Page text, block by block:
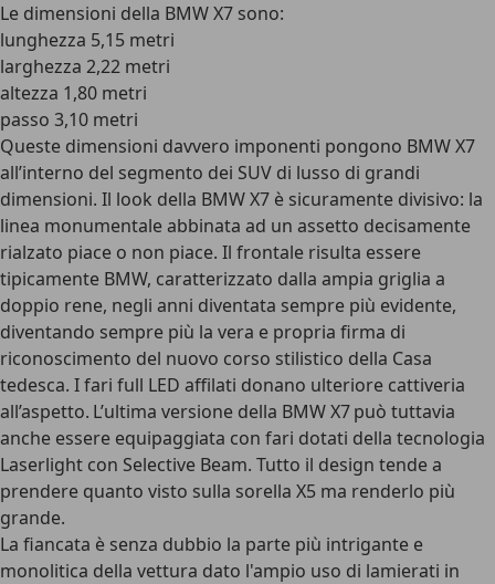
Le dimensioni della BMW X7 sono:
lunghezza 5,15 metri
larghezza 2,22 metri
altezza 1,80 metri
passo 3,10 metri
Queste dimensioni davvero imponenti pongono BMW X7
all’interno del segmento dei SUV di lusso di grandi
dimensioni. Il look della BMW X7 è sicuramente divisivo: la
linea monumentale abbinata ad un assetto decisamente
rialzato piace o non piace. Il frontale risulta essere
tipicamente BMW, caratterizzato dalla ampia griglia a
doppio rene, negli anni diventata sempre più evidente,
diventando sempre più la vera e propria firma di
riconoscimento del nuovo corso stilistico della Casa
tedesca. I fari full LED affilati donano ulteriore cattiveria
all’aspetto. L’ultima versione della BMW X7 può tuttavia
anche essere equipaggiata con fari dotati della tecnologia
Laserlight con Selective Beam. Tutto il design tende a
prendere quanto visto sulla sorella X5 ma renderlo più
grande.
La fiancata è senza dubbio la parte più intrigante e
monolitica della vettura dato l'ampio uso di lamierati in